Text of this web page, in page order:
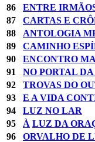
86
ENTRE
87
CARTAS E
88
ANTOLOGIA
89
CAMINHO
90
ENCONTRO
91
NO PORTAL
92
TROVAS DO
93
E A VIDA
94
LUZ NO LAR
95
À LUZ DA
96
ORVALHO DE